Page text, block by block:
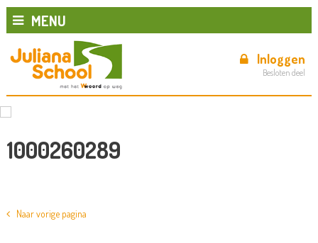
MENU
Inloggen
Besloten deel
1000260289
Naar vorige pagina